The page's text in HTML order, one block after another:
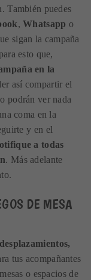
También puedes
,Whatsapp o
sigan la campaña
esto que,
en la
así compartir el
podrán ver nada
coma en la
y en el
a todas
. Más adelante
DE MESA
tus acompañantes
o espacios de